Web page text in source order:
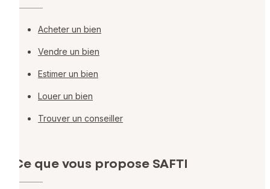
Acheter un bien
Vendre un bien
Estimer un bien
Louer un bien
Trouver un conseiller
Ce que vous propose SAFTI